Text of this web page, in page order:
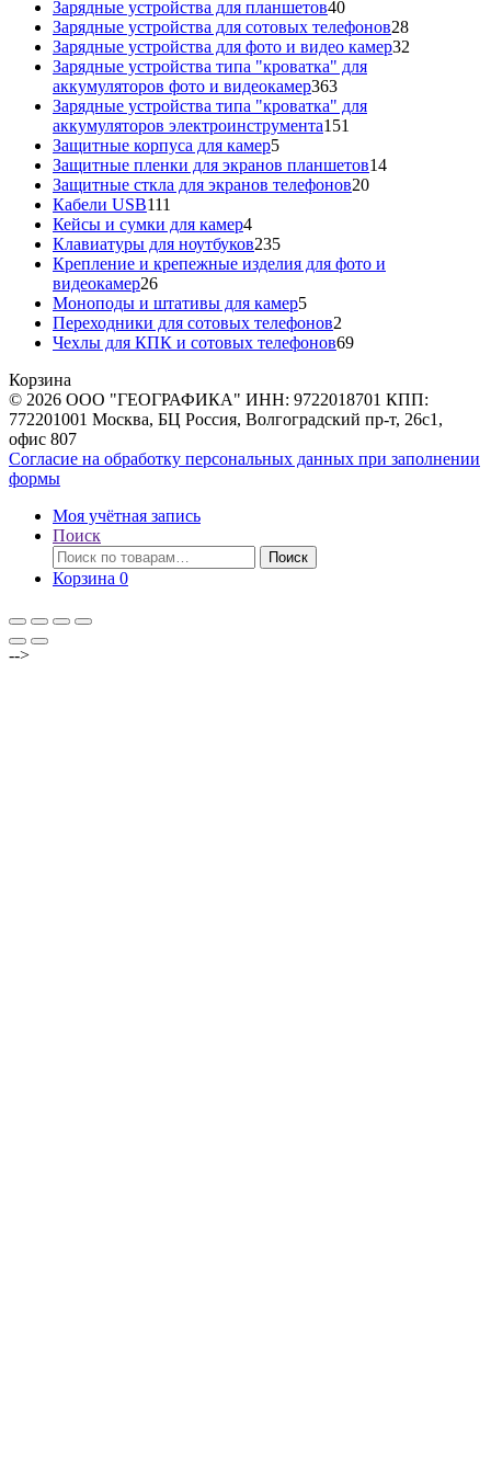
Зарядные устройства для планшетов4040
товаров
Зарядные устройства для сотовых телефонов2828
товаров
Зарядные устройства для фото и видео камер32
Зарядные устройства типа "кроватка" для
аккумуляторов фото и видеокамер363363
товара
Зарядные устройства типа "кроватка" для
аккумуляторов электроинструмента151
Защитные корпуса для камер55
товаров
Защитные пленки для экранов планшетов1414
Защитные сткла для экранов телефонов2020
Кабели USB111
товаров
Кейсы и сумки для камер44
товара
Клавиатуры для ноутбуков235235
товаров
Крепление и крепежные изделия для фото и
видеокамер2626
товаров
Моноподы и штативы для камер55
товаров
Переходники для сотовых телефонов2
товара
Чехлы для КПК и сотовых телефонов6969
Корзина
© 2026 ООО "ГЕОГРАФИКА" ИНН: 9722018701 КПП:
772201001 Москва, БЦ Россия, Волгоградский пр-т, 26с1,
офис 807
Согласие на обработку персональных данных при заполнении
формы
Моя учётная запись
Поиск
Искать:
Поиск
Корзина 0
-->